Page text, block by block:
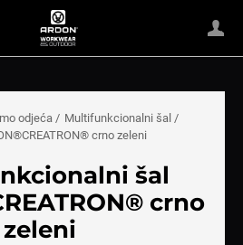
odjeća/ Multifunkcionalni šal /
crno zeleni
šal
crno
zeleni